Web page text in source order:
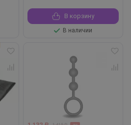
В корзину
В наличии